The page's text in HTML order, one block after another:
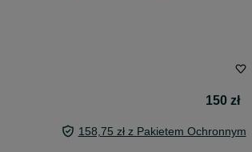
150 zł
158,75 zł z Pakietem Ochronnym